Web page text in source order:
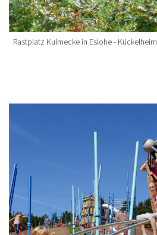
Rastplatz Kulmecke in Eslohe - Kückelheim